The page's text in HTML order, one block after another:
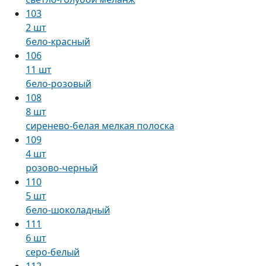
103
2 шт
бело-красный
106
11 шт
бело-розовый
108
8 шт
сиренево-белая мелкая полоска
109
4 шт
розово-черный
110
5 шт
бело-шоколадный
111
6 шт
серо-белый